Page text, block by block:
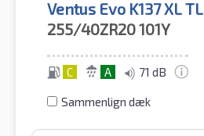
Ventus Evo K137 XL TL
255/40ZR20101Y
C A 71 dB
Sammenlign dæk